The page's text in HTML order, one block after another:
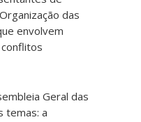
das
envolvem
Geral das
temas: a